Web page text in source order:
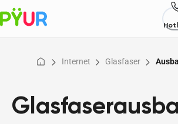
Internet Glasfaser